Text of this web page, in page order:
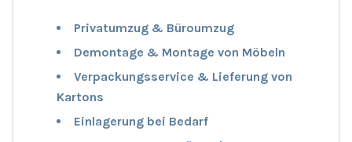
Privatumzug & Büroumzug
Demontage & Montage von Möbeln
Verpackungsservice & Lieferung von
Kartons
Einlagerung bei Bedarf